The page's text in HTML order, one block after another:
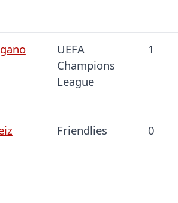
UEFA
Champions
League
1
Friendlies 0